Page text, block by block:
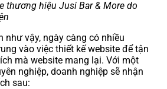
thương hiệu Jusi Bar & More do
như vậy, ngày càng có nhiều
vào việc thiết kế website để tận
mà website mang lại. Với một
nghiệp, doanh nghiệp sẽ nhận
sau: